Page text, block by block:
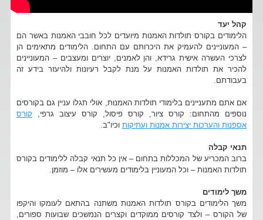
קהל יעד
הלימודים בקורס תולדות האמנות מיועדים לכל חובבי האמנות באשר הם
– המעוניינים להעמיק את היכרותם עם התחום. הלימודים מתאימים הן
לצרכי העשרה אישית גרידא, והן לאמנים, יוצרים ומעצבים – המעוניינים
להכיר את תולדות האמנות על מנת לקבל רעיונות ולהיעזר בידע זה
בעבודתם.
אם אתם מתעניינים בלימודי תולדות האמנות, אולי תגלו עניין גם בקורסים
נוספים מהתחום: קורס ציור, קורס פיסול, קורס עיצוב גרפי, קורס
אספנות והערכות יצירות אמנות ועתיקותוכיו"ב.
תנאי קבלה
ברוב המכריע של המכללות בתחום – אין כל תנאי קבלה ללימודים בקורס
תולדות האמנות – וכל המעוניין בלימודים מעשירים אלו – מוזמן.
משך לימודים
משך הלימודים בקורס תולדות האמנות משתנה בהתאם לעומקו והיקפו
של הקורס – ולצד קורסים ממוקדים וקצרים הנמשכים שבועות ספורים,